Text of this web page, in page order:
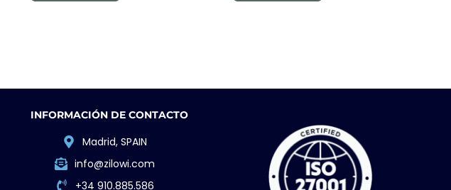
INFORMACIÓN DE CONTACTO
Madrid, SPAIN
info@zilowi.com
+34 910.885.586